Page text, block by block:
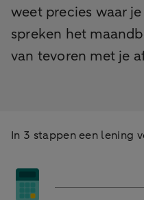
weet precies waar
spreken het
van tevoren met je
In 3 stappen een lening